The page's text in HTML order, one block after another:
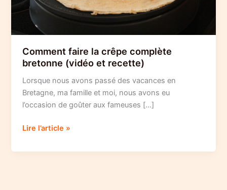
Comment faire la crêpe complète
bretonne (vidéo et recette)
Lorsque nous avons passé des vacances en
Bretagne, ma famille et moi, nous avons eu
l’occasion de goûter aux fameuses […]
Comment
la
Lire l’article »